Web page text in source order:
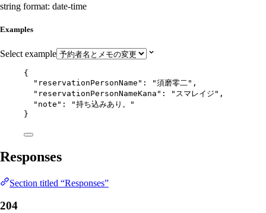
string format: date-time
Examples
Select example
{
"reservationPersonName" : "須磨零二 " ,
"reservationPersonNameKana" : " スマレイジ " ,
"note" : "持ち込みあり。
"
}
Responses
Section titled “Responses”
204